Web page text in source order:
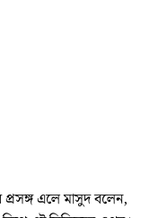
প্রসঙ্গ এলে মাসুদ বলেন,